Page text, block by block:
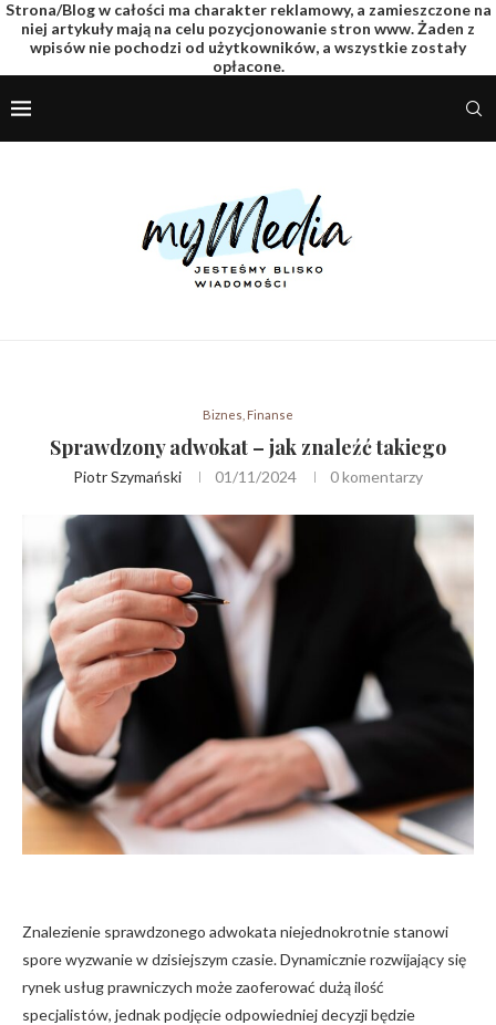
Strona/Blog w całości ma charakter reklamowy, a zamieszczone na
niej artykuły mają na celu pozycjonowanie stron www. Żaden z
wpisów nie pochodzi od użytkowników, a wszystkie zostały
opłacone.
Biznes, Finanse
Sprawdzony adwokat – jak znaleźć takiego
Piotr Szymański 01/11/2024 0 komentarzy
Znalezienie sprawdzonego adwokata niejednokrotnie stanowi
spore wyzwanie w dzisiejszym czasie. Dynamicznie rozwijający się
rynek usług prawniczych może zaoferować dużą ilość
specjalistów, jednak podjęcie odpowiedniej decyzji będzie